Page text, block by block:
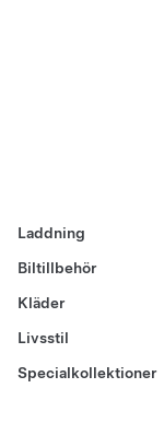
Laddning
Biltillbehör
Kläder
Livsstil
Specialkollektioner